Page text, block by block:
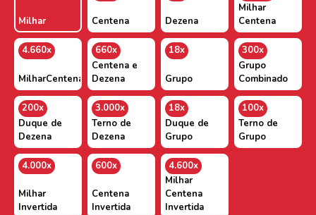
Milhar Centena Dezena
Milhar
Centena
4.660x
MilharCentenaDezena
660x
Centena e
Dezena
18x
Grupo
300x
Grupo
Combinado
200x
Duque de
Dezena
3.000x
Terno de
Dezena
18x
Duque de
Grupo
100x
Terno de
Grupo
4.000x
Milhar
Invertida
600x
Centena
Invertida
4.600x
Milhar
Centena
Invertida